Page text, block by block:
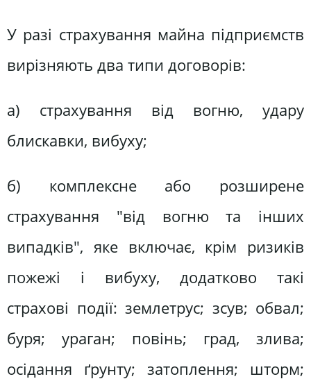
У разі страхування майна підприємств
вирізняють два типи договорів:
а) страхування від вогню, удару
блискавки, вибуху;
б) комплексне або розширене
страхування "від вогню та інших
випадків", яке включає, крім ризиків
пожежі і вибуху, додатково такі
страхові події: землетрус; зсув; обвал;
буря; ураган; повінь; град, злива;
осідання ґрунту; затоплення; шторм;